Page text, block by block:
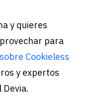
y quieres
para
Cookieless
y expertos
Devia.